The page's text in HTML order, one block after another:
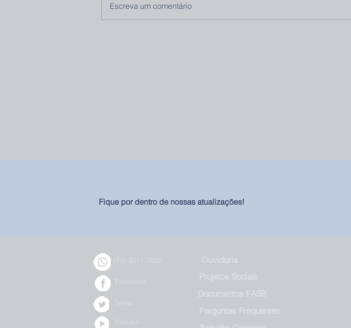
Escreva um comentário
Fique por dentro de nossas atualizações!
(73) 3011-7000
Facebook
Twitter
Youtube
Ouvidoria
Projetos Sociais
Documentos FASB
Perguntas Frequentes